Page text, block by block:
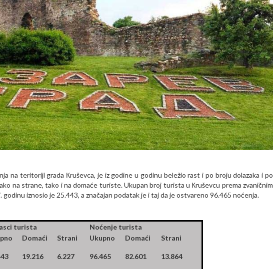
na teritoriji grada Кruševca, je iz godine u godinu beležio rast i po broju dolazaka i po
na strane, tako i na domaće turiste. Ukupan broj turista u Кruševcu prema zvaničnim
iznosio je 25.443, a značajan podatak je i taj da je ostvareno 96.465 noćenja.
turista
Noćenje turista
Domaći Strani Ukupno Domaći
Strani
19.216 6.227 96.465 82.601 13.864